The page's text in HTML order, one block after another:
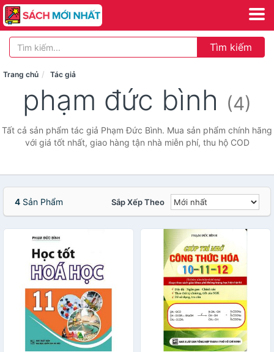
Tìm kiếm
Trang chủ Tác giả
phạm đức bình (4)
Tất cả sản phẩm tác giả Phạm Đức Bình. Mua sản phẩm chính hãng
với giá tốt nhất, giao hàng tận nhà miễn phí, thu hộ COD
4 Sản Phẩm Sắp Xếp Theo